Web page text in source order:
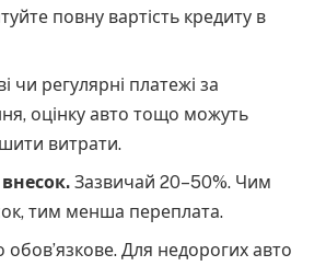
повну вартість кредиту в
чи регулярні платежі за
оцінку авто тощо можуть
витрати.
Зазвичай 20–50%. Чим
тим менша переплата.
обов’язкове. Для недорогих авто